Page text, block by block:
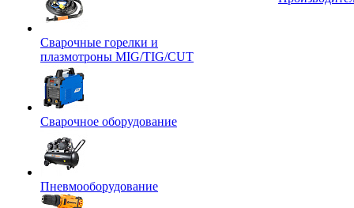
Сварочные горелки и
плазмотроны MIG/TIG/CUT
Сварочное оборудование
Пневмооборудование